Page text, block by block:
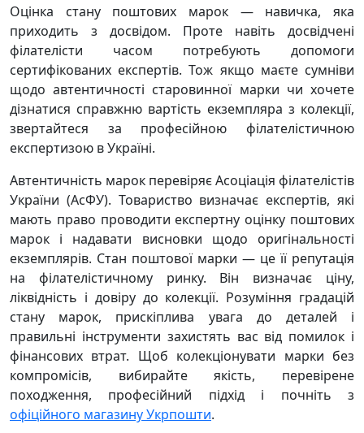
Оцінка стану поштових марок — навичка, яка
приходить з досвідом. Проте навіть досвідчені
філателісти часом потребують допомоги
сертифікованих експертів. Тож якщо маєте сумніви
щодо автентичності старовинної марки чи хочете
дізнатися справжню вартість екземпляра з колекції,
звертайтеся за професійною філателістичною
експертизою в Україні.
Автентичність марок перевіряє Асоціація філателістів
України (АсФУ). Товариство визначає експертів, які
мають право проводити експертну оцінку поштових
марок і надавати висновки щодо оригінальності
екземплярів. Стан поштової марки — це її репутація
на філателістичному ринку. Він визначає ціну,
ліквідність і довіру до колекції. Розуміння градацій
стану марок, прискіплива увага до деталей і
правильні інструменти захистять вас від помилок і
фінансових втрат. Щоб колекціонувати марки без
компромісів, вибирайте якість, перевірене
походження, професійний підхід і почніть з
офіційного магазину Укрпошти.